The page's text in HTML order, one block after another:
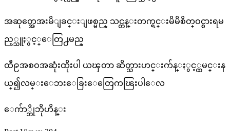
အဆုတ္အေအးမိျခင္းျဖစ္မည္ သင္တန္းတက္ရင္းမိမိစိတ္ဝင္စားရမ
ည့္သူႏွင့္ေတြ႕မည္
ထီ၉အစဝအဆုံးထိုးပါ ယၾတာ ဆိတ္သားဟင္းက်န္ႏွင့္ထမင္းန
ယ္၍လမ္းေဘးေခြးေတြေကၽြးပါေလ
ေက်ာ္ဘိုဘိုဟိန္း